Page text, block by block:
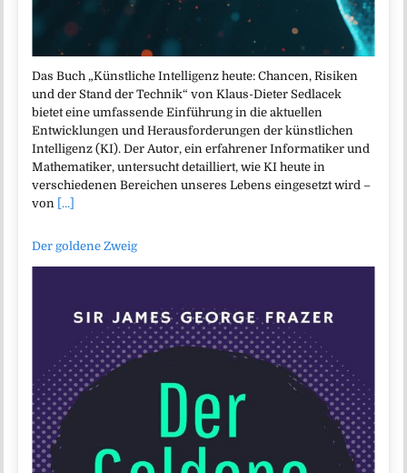
Das Buch „Künstliche Intelligenz heute: Chancen, Risiken
und der Stand der Technik“ von Klaus-Dieter Sedlacek
bietet eine umfassende Einführung in die aktuellen
Entwicklungen und Herausforderungen der künstlichen
Intelligenz (KI). Der Autor, ein erfahrener Informatiker und
Mathematiker, untersucht detailliert, wie KI heute in
verschiedenen Bereichen unseres Lebens eingesetzt wird –
von [...]
Der goldene Zweig